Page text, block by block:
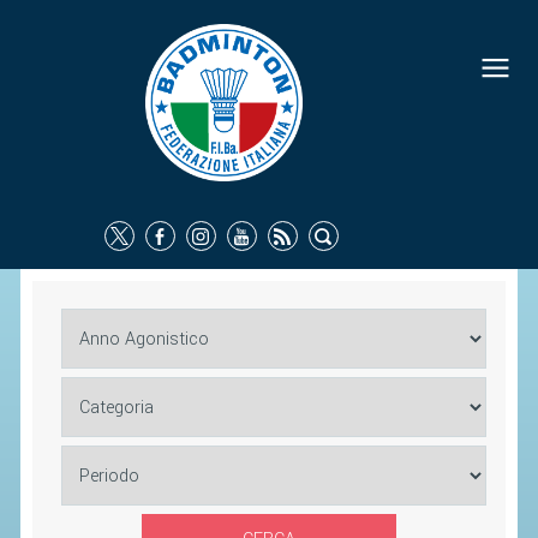
FEDERAZIONE
IDENTITÀ
COMMISSIONI FEDERALI
ORGANI TERRITORIALI
SOCIETÀ SPORTIVE
TUTELA DELLA SALUTE -
COMUNICAZIONE E MARKETING